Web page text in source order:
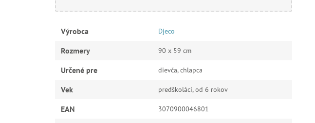
Výrobca Djeco
Rozmery 90 x 59 cm
Určené pre dievča, chlapca
Vek predškoláci, od 6 rokov
EAN 3070900046801